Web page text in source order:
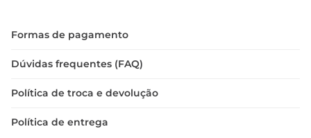
Formas de pagamento
Dúvidas frequentes (FAQ)
Política de troca e devolução
Política de entrega